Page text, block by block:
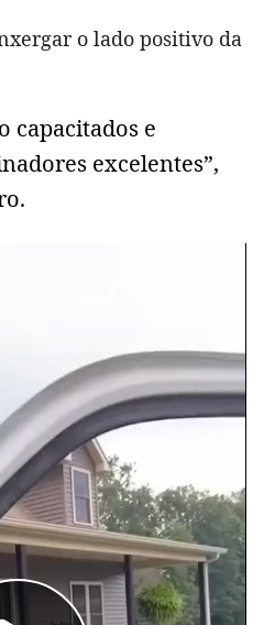
o lado positivo da
capacitados e
excelentes”,